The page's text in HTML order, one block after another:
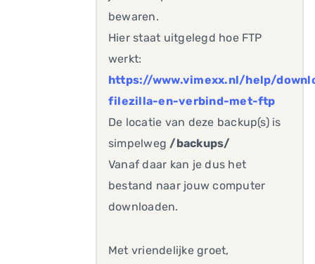
bewaren.
Hier staat uitgelegd hoe FTP
werkt:
https://www.vimexx.nl/help/
filezilla-en-verbind-met-ftp
De locatie van deze backup(s) is
simpelweg /backups/
Vanaf daar kan je dus het
bestand naar jouw computer
downloaden.
Met vriendelijke groet,